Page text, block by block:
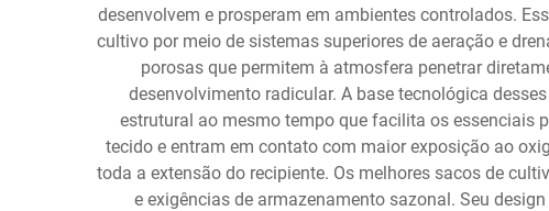
desenvolvem e prosperam em ambientes controlados.
cultivo por meio de sistemas superiores de aeração e
porosas que permitem à atmosfera penetrar
desenvolvimento radicular. A base tecnológica
estrutural ao mesmo tempo que facilita os essenciais
tecido e entram em contato com maior exposição ao
toda a extensão do recipiente. Os melhores sacos de
e exigências de armazenamento sazonal. Seu